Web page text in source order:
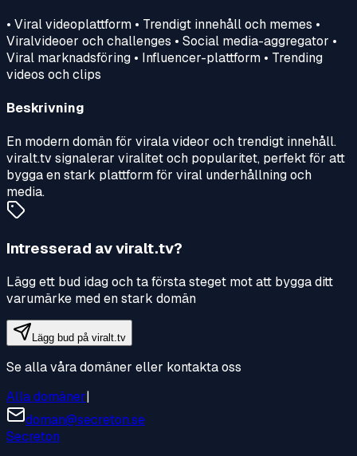
• Viral videoplattform • Trendigt innehåll och memes •
Viralvideoer och challenges • Social media-aggregator •
Viral marknadsföring • Influencer-plattform • Trending
videos och clips
Beskrivning
En modern domän för virala videor och trendigt innehåll.
viralt.tv signalerar viralitet och popularitet, perfekt för att
bygga en stark plattform för viral underhållning och
media.
Intresserad avviralt.tv?
Lägg ett bud idag och ta första steget mot att bygga ditt
varumärke med en stark domän
Lägg bud på viralt.tv
Se alla våra domäner eller kontakta oss
Alla domäner|
doman@secreton.se
Secreton